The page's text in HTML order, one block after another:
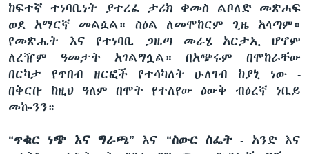
ከፍተኛ ተነባቢነት ያተረፈ ታሪክ ቀመስ ልቦለድ መጽሐፍ
ወደ አማርኛ መልሷል። ስዕል ለመሞከርም ጊዜ አላጣም።
የመጽሔት እና የተነባቢ ጋዜጣ መራሄ አርታኢ ሆኖም
ለረዥም ዓመታት አገልግሏል። በአጭሩም በሞከራቸው
በርካታ የጥበብ ዘርፎች የተሳካለት ሁለገብ ከያኒ ነው -
በቅርቡ ከዚህ ዓለም በሞት የተለየው ዕውቅ ብዕረኛ ነቢይ
መኰንን።
“ጥቁር ነጭ እና ግራጫ” እና “ስውር ስፌት - አንድ እና